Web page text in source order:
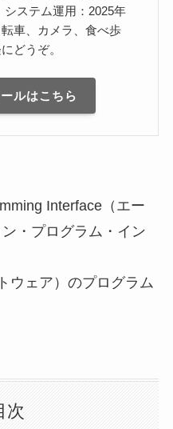
システム運用：2025年
車、カメラ、食べ歩
どうぞ。
ルはこちら
Interface（エー
・プログラム・イン
ウェア）のプログラム
次